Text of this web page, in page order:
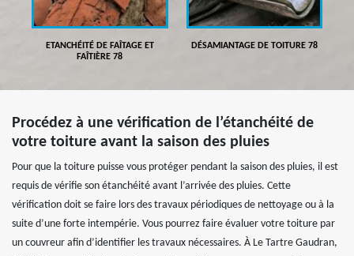
ETANCHÉITÉ DE FAÎTAGE ET
FAÎTIÈRE 78
DÉSAMIANTAGE DE TOITURE 78
Procédez à une vérification de l’étanchéité de
votre toiture avant la saison des pluies
Pour que la toiture puisse vous protéger pendant la saison des pluies, il est
requis de vérifie son étanchéité avant l’arrivée des pluies. Cette
vérification doit se faire lors des travaux périodiques de nettoyage ou à la
suite d’une forte intempérie. Vous pourrez faire évaluer votre toiture par
un couvreur afin d’identifier les travaux nécessaires. À Le Tartre Gaudran,